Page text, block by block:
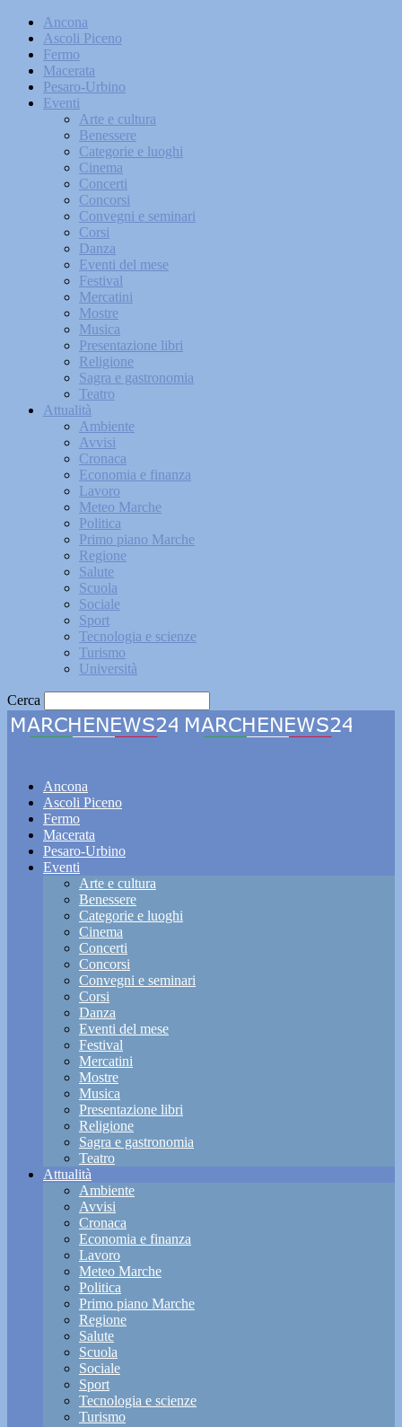
Ancona
Ascoli Piceno
Fermo
Macerata
Pesaro-Urbino
Eventi
Arte e cultura
Benessere
Categorie e luoghi
Cinema
Concerti
Concorsi
Convegni e seminari
Corsi
Danza
Eventi del mese
Festival
Mercatini
Mostre
Musica
Presentazione libri
Religione
Sagra e gastronomia
Teatro
Attualità
Ambiente
Avvisi
Cronaca
Economia e finanza
Lavoro
Meteo Marche
Politica
Primo piano Marche
Regione
Salute
Scuola
Sociale
Sport
Tecnologia e scienze
Turismo
Università
Cerca
Ancona
Ascoli Piceno
Fermo
Macerata
Pesaro-Urbino
Eventi
Arte e cultura
Benessere
Categorie e luoghi
Cinema
Concerti
Concorsi
Convegni e seminari
Corsi
Danza
Eventi del mese
Festival
Mercatini
Mostre
Musica
Presentazione libri
Religione
Sagra e gastronomia
Teatro
Attualità
Ambiente
Avvisi
Cronaca
Economia e finanza
Lavoro
Meteo Marche
Politica
Primo piano Marche
Regione
Salute
Scuola
Sociale
Sport
Tecnologia e scienze
Turismo